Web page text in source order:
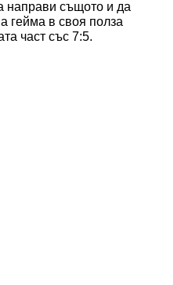
направи същото и да
гейма в своя полза
част със 7:5.